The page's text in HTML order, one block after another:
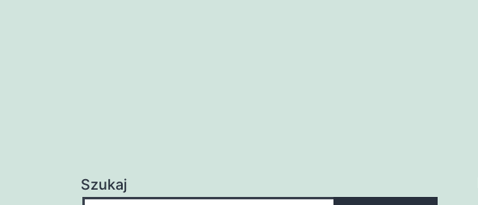
Szukaj